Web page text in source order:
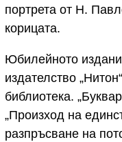
портрета от Н.
корицата.
Юбилейното
издателство
библиотека.
„Произход на
разпръсване на